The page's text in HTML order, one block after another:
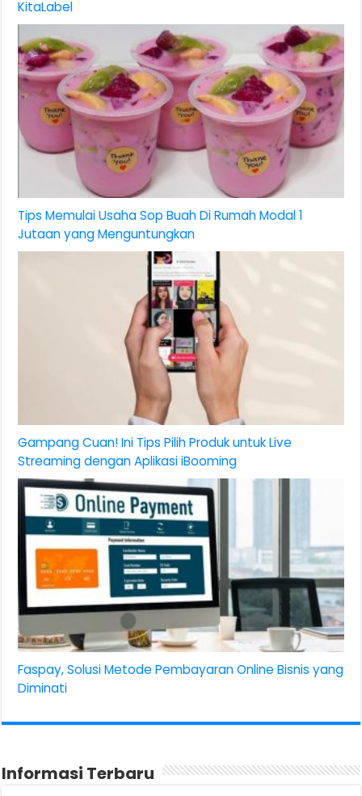
KitaLabel
Tips Memulai Usaha Sop Buah Di Rumah Modal 1
Jutaan yang Menguntungkan
Gampang Cuan! Ini Tips Pilih Produk untuk Live
Streaming dengan Aplikasi iBooming
Faspay, Solusi Metode Pembayaran Online Bisnis yang
Diminati
Informasi Terbaru